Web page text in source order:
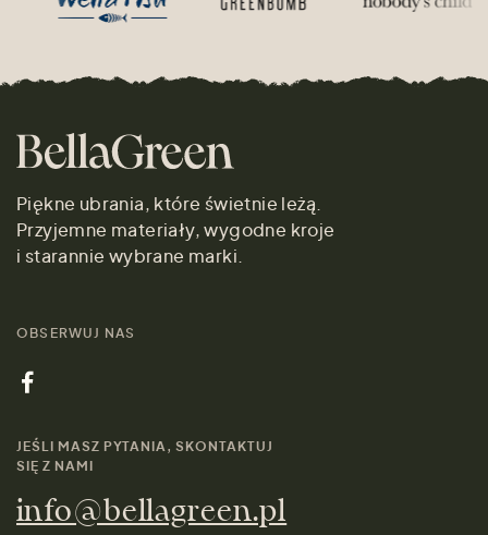
Piękne ubrania, które świetnie leżą.
Przyjemne materiały, wygodne kroje
i starannie wybrane marki.
OBSERWUJ NAS
JEŚLI MASZ PYTANIA, SKONTAKTUJ
SIĘ Z NAMI
info@bellagreen.pl